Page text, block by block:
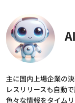
主に国内上場企業の
レスリリースも自動
色々な情報をタイム